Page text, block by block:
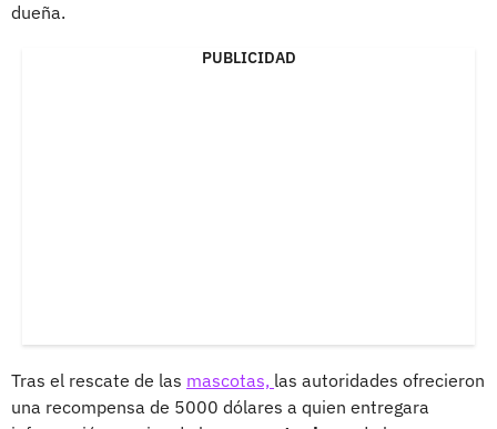
dueña.
PUBLICIDAD
Tras el rescate de las mascotas, las autoridades ofrecieron
una recompensa de 5000 dólares a quien entregara